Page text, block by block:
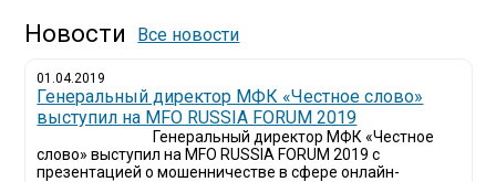
Новости Все новости
01.04.2019
Генеральный директор МФК «Честное слово»
выступил на MFO RUSSIA FORUM 2019
Генеральный директор МФК «Честное
слово» выступил на MFO RUSSIA FORUM 2019 с
презентацией о мошенничестве в сфере онлайн-